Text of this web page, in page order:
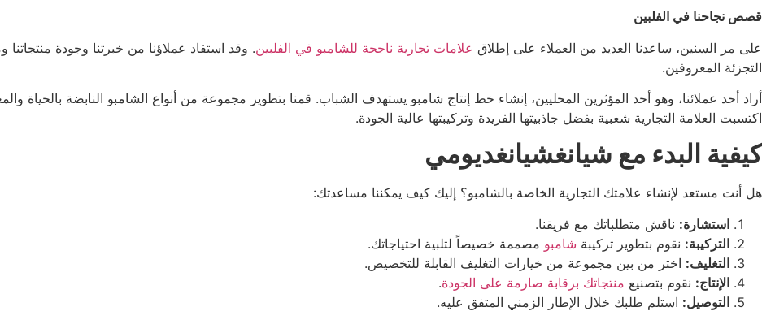
قصص نجاحنا في الفلبين
على مر السنين، ساعدنا العديد من العملاء على إطلاق علامات تجارية ناجحة للشامبو في الفلبين. وقد استفاد عملاؤنا من خبرتنا وجودة
التجزئة المعروفين.
أراد أحد عملائنا، وهو أحد المؤثرين المحليين، إنشاء خط إنتاج شامبو يستهدف الشباب. قمنا بتطوير مجموعة من أنواع الشامبو النابضة بالحياة
اكتسبت العلامة التجارية شعبية بفضل جاذبيتها الفريدة وتركيبتها عالية الجودة.
كيفية البدء مع شيانغشيانغديومي
هل أنت مستعد لإنشاء علامتك التجارية الخاصة بالشامبو؟ إليك كيف يمكننا مساعدتك:
استشارة: ناقش متطلباتك مع فريقنا.
التركيبة: نقوم بتطوير تركيبة شامبو مصممة خصيصاً لتلبية احتياجاتك.
التغليف: اختر من بين مجموعة من خيارات التغليف القابلة للتخصيص.
الإنتاج: نقوم بتصنيع منتجاتك برقابة صارمة على الجودة.
التوصيل: استلم طلبك خلال الإطار الزمني المتفق عليه.